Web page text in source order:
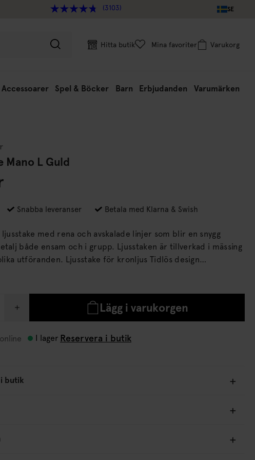
(3103) SE
Hitta butik Mina favoriter Varukorg
Accessoarer Spel & Böcker Barn Erbjudanden Varumärken
Mano L Guld
Snabba leveranser Betala med Klarna & Swish
ljusstake med rena och avskalade linjer som blir en snygg
och i grupp. Ljusstaken är tillverkad i mässing
Ljusstake för kronljus Tidlös design
Lägg i varukorgen
I lager Reservera i butik
butik